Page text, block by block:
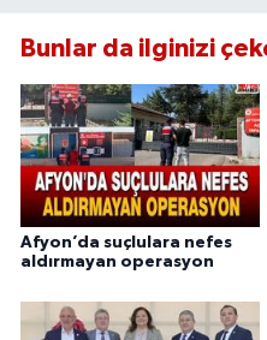
Bunlar da ilginizi
Afyon’da suçlulara nefes
aldırmayan operasyon